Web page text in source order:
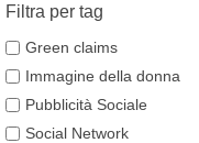
Filtra per tag
Green claims
Immagine della donna
Pubblicità Sociale
Social Network